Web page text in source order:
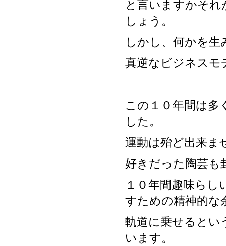
と言いますかそ
しょう。
しかし、何かを
真逆なビジネスモ
この１０年間は多
した。
運動は殆ど出来ま
好きだった陶芸も
１０年間趣味ら
すための精神的な
軌道に乗せるとい
います。